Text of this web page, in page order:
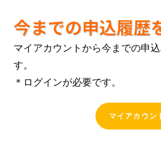
今までの申込履歴
マイアカウントから今までの申
す。
＊ログインが必要です。
マイアカウン